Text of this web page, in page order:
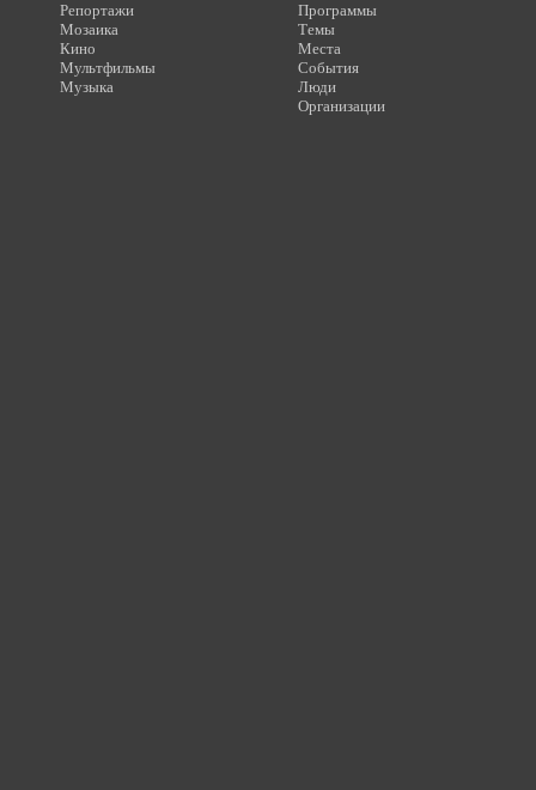
Репортажи
Мозаика
Кино
Мультфильмы
Музыка
Программы
Темы
Места
События
Люди
Организации